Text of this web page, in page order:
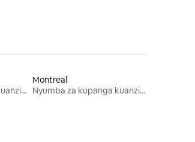
Nyumba za kupanga kuanzia mwezi mmoja
Montreal
Nyumba za kupanga kuanzia mwezi mmoja